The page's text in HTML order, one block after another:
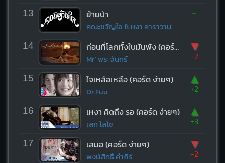
13 ย้ายป่า
คณะขวัญใจ ft.หงา คาราวาน
-
14 ก่อนที่โลกทั้งใบมันพัง (คอร์ด ง่ายๆ)
Mr’ พระจันทร์
▼
-2
15 ใจเหลือเหลือ (คอร์ด ง่ายๆ)
Dr.Fuu
▲
+2
16 เหงา คิดถึง รอ (คอร์ด ง่ายๆ)
เสก โลโซ
▲
+3
17 เสมอ (คอร์ด ง่ายๆ)
พงษ์สิทธิ์ คำภีร์
▼
-2